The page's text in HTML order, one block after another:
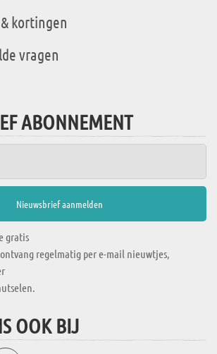
kortingen
vragen
ABONNEMENT
gratis
regelmatig per e-mail nieuwtjes,
OOK BIJ